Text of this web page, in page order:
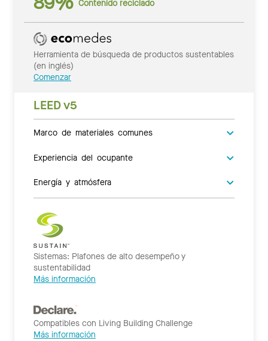
Contenido reciclado
Herramienta de búsqueda de productos sustentables
(en inglés)
Comenzar
LEED v5
Marco de materiales comunes
Experiencia del ocupante
Energía y atmósfera
Sistemas: Plafones de alto desempeño y
sustentabilidad
Más información
Compatibles con Living Building Challenge
Más información